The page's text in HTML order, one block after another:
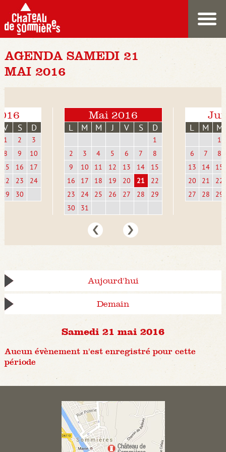
AGENDA SAMEDI 21
MAI 2016
V S D
1 2
3
8
9
10
15
16
17
22
23
24
29
30
Mai 2016
L M M J V S D
1
2
3 4 5 6 7
8
9
10 11 12 13 14
15
16
17 18 19 20 21
22
23
24 25 26 27 28
29
30
31
L M M
1
6
7
8
13
14
15
20
21
22
27
28 29
Aujourd'hui
Demain
Samedi 21 mai 2016
Aucun évènement n'est enregistré pour cette
période